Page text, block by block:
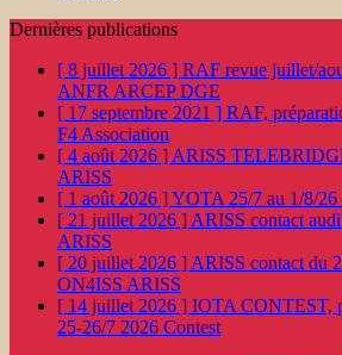
Dernières publications
[ 8 juillet 2026 ] RAF revue juillet/
ANFR ARCEP DGE
[ 17 septembre 2021 ] RAF,
F4 Association
[ 4 août 2026 ] ARISS
ARISS
[ 1 août 2026 ]YOTA 25/7 au 1/8/26
[ 21 juillet 2026 ] ARISS contact
ARISS
[ 20 juillet 2026 ] ARISS contact du
ON4ISS ARISS
[ 14 juillet 2026 ] IOTA CONTEST,
25-26/7 2026 Contest